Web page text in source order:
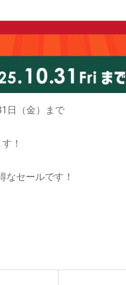
日（金）まで
！
セールです！